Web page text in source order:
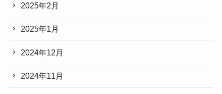
2025年2月
2025年1月
2024年12月
2024年11月